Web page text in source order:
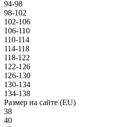
94-98
98-102
102-106
106-110
110-114
114-118
118-122
122-126
126-130
130-134
134-138
Размер на сайте (EU)
38
40